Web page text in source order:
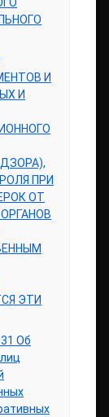
И
И
ПРИ
ОТ
ЭТИ
Об